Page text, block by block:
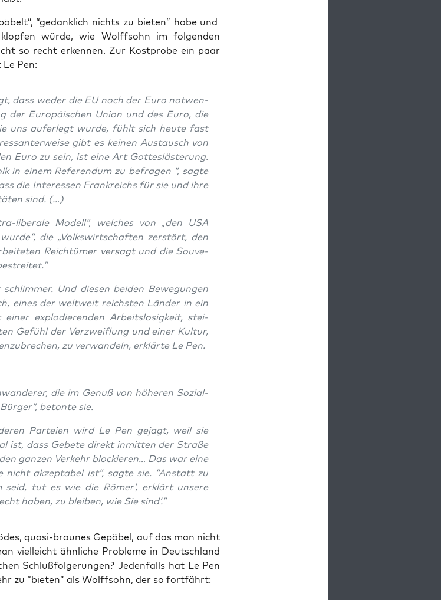
“gedank­lich nichts zu bie­ten” habe und
wür­de, wie Wolff­sohn im fol­gen­den
so recht erken­nen. Zur Kost­pro­be ein paar
Pen:
dass weder die EU noch der Euro not­wen­
der Euro­päi­schen Uni­on und des Euro, die
uns auf­er­legt wur­de, fühlt sich heu­te fast
gibt es kei­nen Aus­tausch von
Euro zu sein, ist eine Art Got­tes­läs­te­rung.
in einem Refe­ren­dum zu befra­gen “, sag­te
die Inter­es­sen Frank­reichs für sie und ihre
sind. (…)
libe­ra­le Modell”, wel­ches von „den USA
die „Volks­wirt­schaf­ten zer­stört, den
Reich­tü­mer ver­sagt und die Sou­ve­
Und die­sen bei­den Bewe­gun­gen
eines der welt­weit reichs­ten Län­der in ein
einer explo­die­ren­den Arbeits­lo­sig­keit, stei­
Gefühl der Ver­zweif­lung und einer Kul­tur,
zu ver­wan­deln, erklär­te Le Pen.
die im Genuß von höhe­ren Sozi­al­
beton­te sie.
Par­tei­en wird Le Pen gejagt, weil sie
ist, dass Gebe­te direkt inmit­ten der Stra­ße
gan­zen Ver­kehr blo­ckie­ren… Das war eine
nicht akzep­ta­bel ist”, sag­te sie. “Anstatt zu
seid, tut es wie die Römer’, erklärt unse­re
haben, zu blei­ben, wie Sie sind’.”
qua­si-brau­nes Gepö­bel, auf das man nicht
viel­leicht ähn­li­che Pro­ble­me in Deutsch­land
Schluß­fol­ge­run­gen? Jeden­falls hat Le Pen
zu “bie­ten” als Wolff­sohn, der so fortfährt: